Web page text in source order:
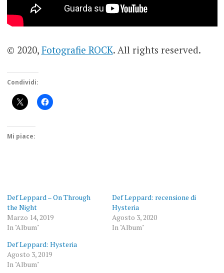
© 2020, Fotografie ROCK. All rights reserved.
Condividi:
Mi piace:
Def Leppard – On Through
the Night
Marzo 14, 2019
In "Album"
Def Leppard: recensione di
Hysteria
Agosto 3, 2020
In "Album"
Def Leppard: Hysteria
Agosto 3, 2019
In "Album"